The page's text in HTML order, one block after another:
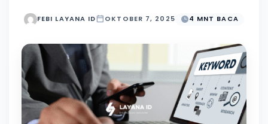
FEBI LAYANA ID OKTOBER 7, 2025 4 MNT BACA